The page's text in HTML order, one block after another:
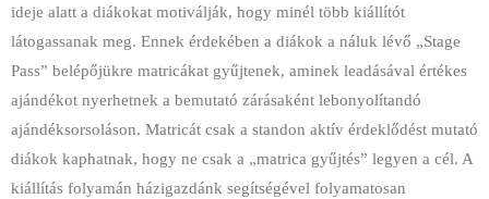
ideje alatt a diákokat motiválják, hogy minél több kiállítót
látogassanak meg. Ennek érdekében a diákok a náluk lévő „Stage
Pass” belépőjükre matricákat gyűjtenek, aminek leadásával értékes
ajándékot nyerhetnek a bemutató zárásaként lebonyolítandó
ajándéksorsoláson. Matricát csak a standon aktív érdeklődést mutató
diákok kaphatnak, hogy ne csak a „matrica gyűjtés” legyen a cél. A
kiállítás folyamán házigazdánk segítségével folyamatosan